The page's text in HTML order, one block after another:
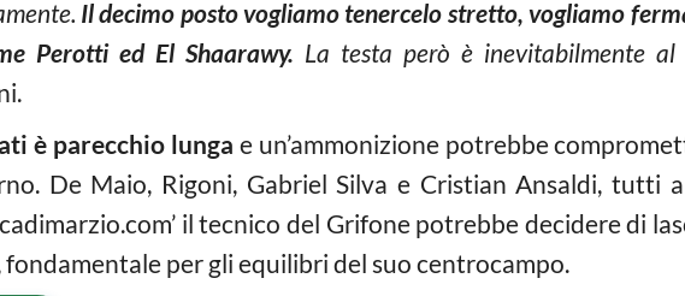
Il decimo posto vogliamo tenercelo stretto, vogliamo
Perotti ed El Shaarawy. La testa però è inevitabilmente
è parecchio lunga e un’ammonizione potrebbe
De Maio, Rigoni, Gabriel Silva e Cristian Ansaldi, tutti
il tecnico del Grifone potrebbe decidere di
fondamentale per gli equilibri del suo centrocampo.